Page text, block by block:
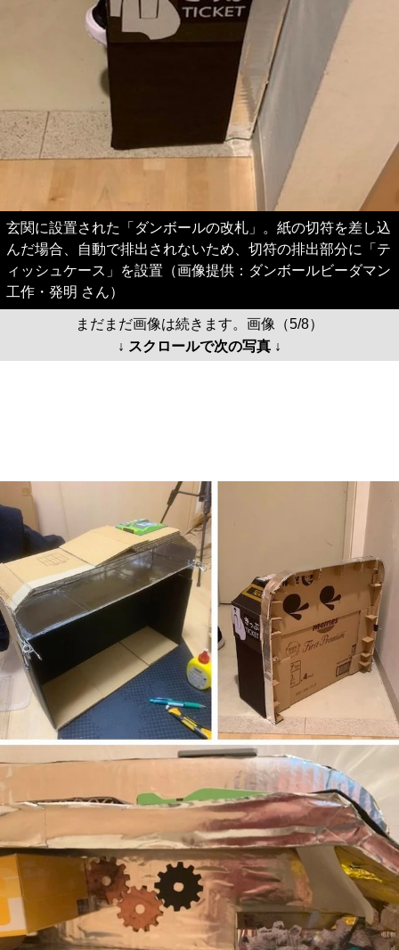
玄関に設置された「ダンボールの改札」。紙の切符を差し込
んだ場合、自動で排出されないため、切符の排出部分に「テ
ィッシュケース」を設置（画像提供：ダンボールビーダマン
工作・発明 さん）
まだまだ画像は続きます。画像（5/8）
↓ スクロールで次の写真 ↓